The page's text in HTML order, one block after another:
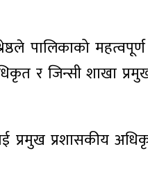
पालिकाको
र जिन्सी शाखा
प्रमुख प्रशासकीय